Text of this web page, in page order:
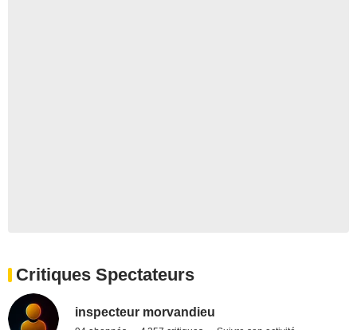
Critiques Spectateurs
inspecteur morvandieu